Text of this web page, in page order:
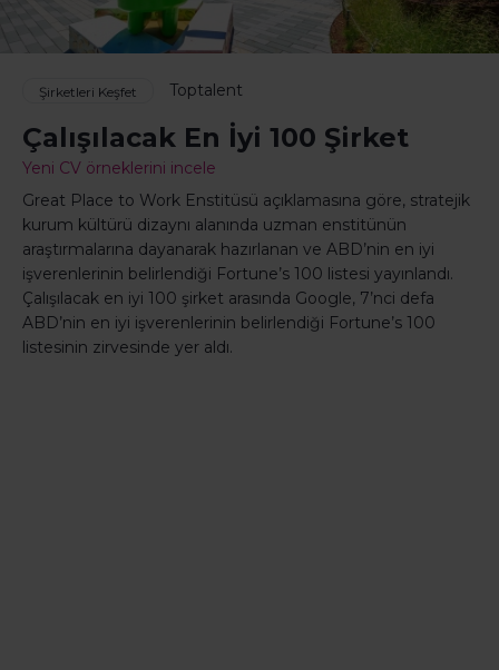
Şirketleri Keşfet Toptalent
Çalışılacak En İyi 100 Şirket
Yeni CV örneklerini incele
Great Place to Work Enstitüsü açıklamasına göre, stratejik
kurum kültürü dizaynı alanında uzman enstitünün
araştırmalarına dayanarak hazırlanan ve ABD’nin en iyi
işverenlerinin belirlendiği Fortune’s 100 listesi yayınlandı.
Çalışılacak en iyi 100 şirket arasında Google, 7’nci defa
ABD’nin en iyi işverenlerinin belirlendiği Fortune’s 100
listesinin zirvesinde yer aldı.